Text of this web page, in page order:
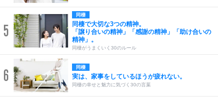
5
同棲
同棲で大切な3つの精神。
「譲り合いの精神」「感謝の精神」「助け合いの
精神」。
同棲がうまくいく30のルール
6 同棲
実は、家事をしているほうが疲れない。
同棲の幸せと魅力に気づく30の言葉